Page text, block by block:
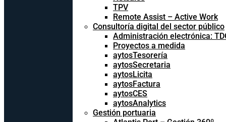
TPV
Remote Assist – Active Work
Consultoría digital del sector público
Administración electrónica:
Proyectos a medida
aytosTesorería
aytosSecretaria
aytosLicita
aytosFactura
aytosCES
aytosAnalytics
Gestión portuaria